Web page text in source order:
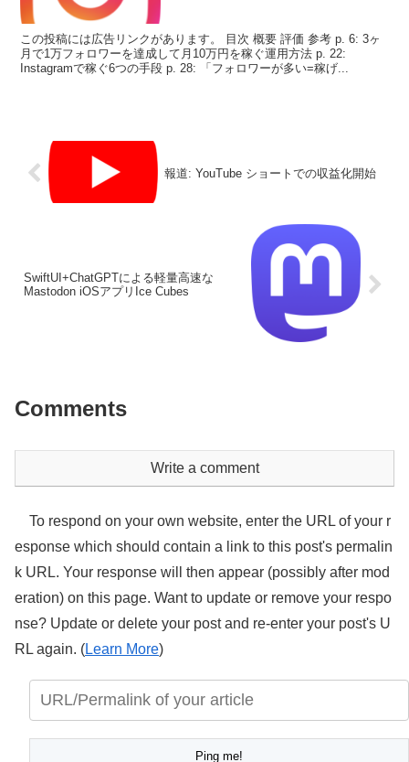
この投稿には広告リンクがあります。 目次 概要 評価 参考 p. 6: 3ヶ
月で1万フォロワーを達成して月10万円を稼ぐ運用方法 p. 22:
Instagramで稼ぐ6つの手段 p. 28: 「フォロワーが多い=稼げ...
報道: YouTube ショートでの収益化開始
SwiftUI+ChatGPTによる軽量高速な
Mastodon iOSアプリIce Cubes
Comments
Write a comment
To respond on your own website, enter the URL of your r
esponse which should contain a link to this post's permalin
k URL. Your response will then appear (possibly after mod
eration) on this page. Want to update or remove your respo
nse? Update or delete your post and re-enter your post's U
RL again. (Learn More)